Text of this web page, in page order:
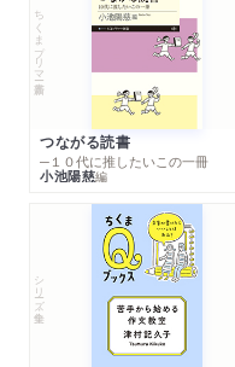
ちくまプリマー新書
つながる読書
─１０代に推したいこの一冊
小池陽慈編
シリーズ・全集